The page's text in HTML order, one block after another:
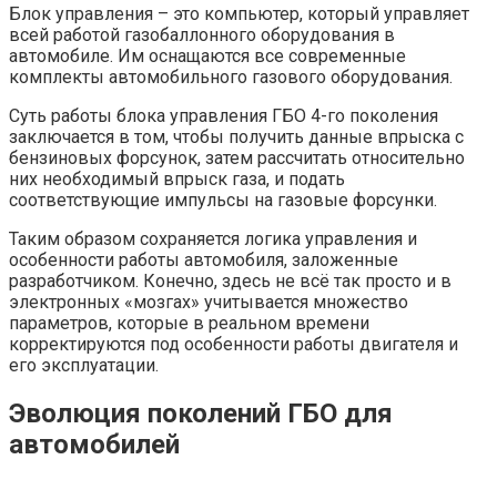
Блок управления – это компьютер, который управляет
всей работой газобаллонного оборудования в
автомобиле. Им оснащаются все современные
комплекты автомобильного газового оборудования.
Суть работы блока управления ГБО 4-го поколения
заключается в том, чтобы получить данные впрыска с
бензиновых форсунок, затем рассчитать относительно
них необходимый впрыск газа, и подать
соответствующие импульсы на газовые форсунки.
Таким образом сохраняется логика управления и
особенности работы автомобиля, заложенные
разработчиком. Конечно, здесь не всё так просто и в
электронных «мозгах» учитывается множество
параметров, которые в реальном времени
корректируются под особенности работы двигателя и
его эксплуатации.
Эволюция поколений ГБО для
автомобилей